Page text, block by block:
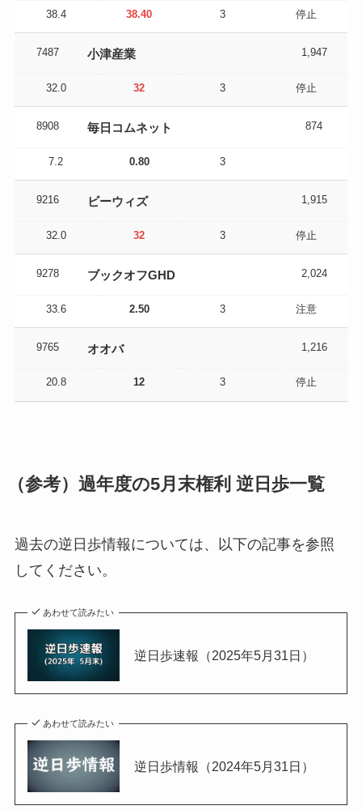
38.4 38.40 3 停止
7487 小津産業 1,947
32.0 32 3 停止
8908 毎日コムネット 874
7.2 0.80 3
9216 ビーウィズ 1,915
32.0 32 3 停止
9278 ブックオフGHD 2,024
33.6 2.50 3 注意
9765 オオバ 1,216
20.8 12 3 停止
（参考）過年度の5月末権利 逆日歩一覧
過去の逆日歩情報については、以下の記事を参照
してください。
あわせて読みたい
逆日歩速報（2025年5月31日）
あわせて読みたい
逆日歩情報（2024年5月31日）